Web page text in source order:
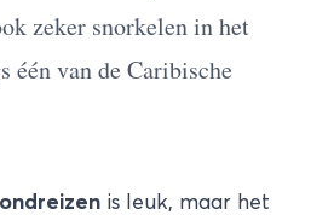
zeker snorkelen in het
één van de Caribische
is leuk, maar het